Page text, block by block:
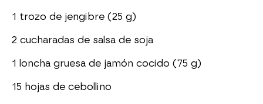
1 trozo de jengibre (25 g)
2 cucharadas de salsa de soja
1 loncha gruesa de jamón cocido (75 g)
15 hojas de cebollino